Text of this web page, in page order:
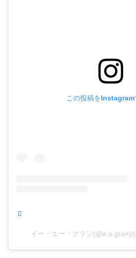
この投稿をInstagram
イー・エー・グラン(@e.a.gran)